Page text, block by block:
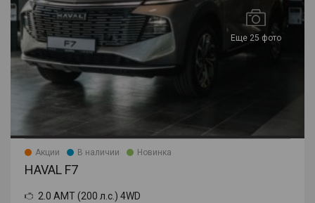
Еще 25 фото
Акции В наличии Новинка
HAVAL F7
2.0 AMT (200 л.с.) 4WD